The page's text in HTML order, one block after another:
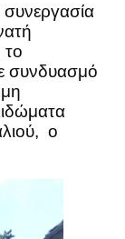
το
συνδυασμό
ο